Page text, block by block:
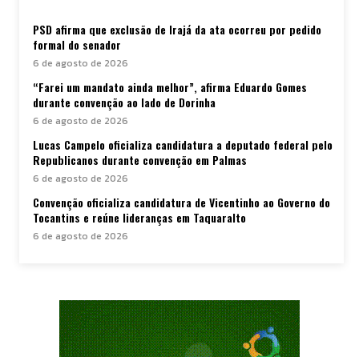
PSD afirma que exclusão de Irajá da ata ocorreu por pedido
formal do senador
6 de agosto de 2026
“Farei um mandato ainda melhor”, afirma Eduardo Gomes
durante convenção ao lado de Dorinha
6 de agosto de 2026
Lucas Campelo oficializa candidatura a deputado federal pelo
Republicanos durante convenção em Palmas
6 de agosto de 2026
Convenção oficializa candidatura de Vicentinho ao Governo do
Tocantins e reúne lideranças em Taquaralto
6 de agosto de 2026